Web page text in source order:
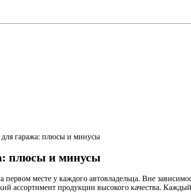
для гаража: плюсы и минусы
плюсы и минусы
первом месте у каждого автовладельца. Вне
ассортимент продукции высокого качества.